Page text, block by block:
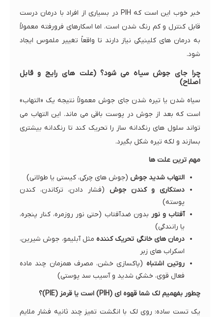
خبر خوب این است که PIH در بسیاری از افراد با درمان درست
قابل کنترل و کم رنگ شدن است. اما اسکارهای فرورفته معمولاً
به درمان های کلینیکی نیاز دارند تا واقعاً تغییر ملموس ایجاد
شود.
چرا جای جوش سیاه می شود؟ (علت های رایج و قابل
اصلاح)
سیاه شدن یا تیره شدن جای جوش معمولاً نتیجه یک «التهاب»
است که بعد از جوش در پوست باقی می ماند. این التهاب می
تواند سلول های رنگدانه ساز را تحریک کند تا رنگدانه بیشتری
بسازند و لکه تیره شکل بگیرد.
مهم ترین علت ها
التهاب شدید جوش (جوش های چرکی، کیستی یا طولانی)
دستکاری و کندن جوش (فشار دادن، ترکاندن، کندن
پوسته)
آفتاب و نور بدون ضدآفتاب (حتی نور روزمره، کنار پنجره،
یا رانندگی)
درمان های خانگی تحریک کننده مثل آبلیمو، جوش شیرین،
اسکراب های زبر
روتین اشتباه (پاکسازی خشن، مصرف همزمان چند ماده
فعال قوی، خشکی شدید و آسیب سد پوستی)
چطور بفهمیم لک شما قهوه ای (PIH) است یا قرمز (PIE)؟
یک تست ساده: روی لک با انگشت تمیز چند ثانیه فشار ملایم